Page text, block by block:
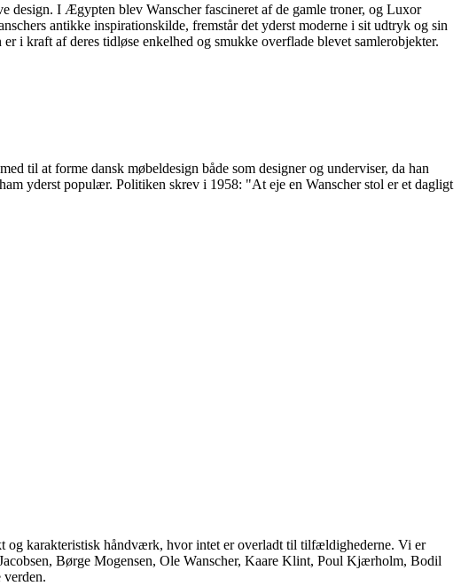
design. I Ægypten blev Wanscher fascineret af de gamle troner, og Luxor
antikke inspirationskilde, fremstår det yderst moderne i sit udtryk og sin
i kraft af deres tidløse enkelhed og smukke overflade blevet samlerobjekter.
til at forme dansk møbeldesign både som designer og underviser, da han
yderst populær. Politiken skrev i 1958: "At eje en Wanscher stol er et dagligt
og karakteristisk håndværk, hvor intet er overladt til tilfældighederne. Vi er
Børge Mogensen, Ole Wanscher, Kaare Klint, Poul Kjærholm, Bodil